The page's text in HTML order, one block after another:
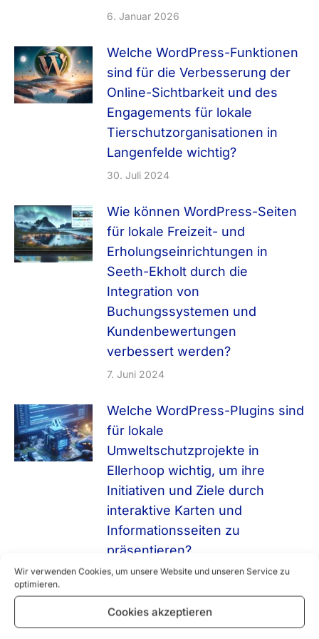
Wir verwenden Cookies, um unsere Website und unseren Service zu
optimieren.
Cookies akzeptieren
Optimierung in WordPress, Custom Post Types,
von CRM-, ERP- und Marketing-Tools
6. Januar 2026
Welche WordPress-Funktionen
sind für die Verbesserung der
Online-Sichtbarkeit und des
Engagements für lokale
Tierschutzorganisationen in
Langenfelde wichtig?
30. Juli 2024
Wie können WordPress-Seiten
für lokale Freizeit- und
Erholungseinrichtungen in
Seeth-Ekholt durch die
Integration von
Buchungssystemen und
Kundenbewertungen
verbessert werden?
7. Juni 2024
Welche WordPress-Plugins sind
für lokale
Umweltschutzprojekte in
Ellerhoop wichtig, um ihre
Initiativen und Ziele durch
interaktive Karten und
Informationsseiten zu
präsentieren?
30. April 2024
Wie können WordPress-Seiten
für lokale Kulturinstitutionen in